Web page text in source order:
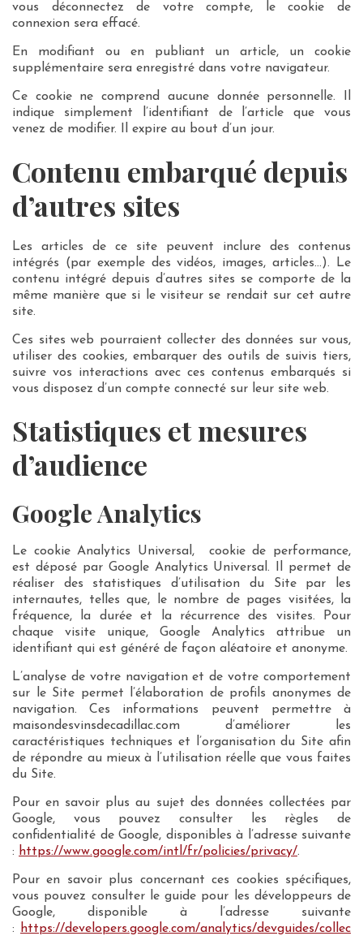
vous déconnectez de votre compte, le cookie de
connexion sera effacé.
En modifiant ou en publiant un article, un cookie
supplémentaire sera enregistré dans votre navigateur.
Ce cookie ne comprend aucune donnée personnelle. Il
indique simplement l’identifiant de l’article que vous
venez de modifier. Il expire au bout d’un jour.
Contenu embarqué depuis
d’autres sites
Les articles de ce site peuvent inclure des contenus
intégrés (par exemple des vidéos, images, articles…). Le
contenu intégré depuis d’autres sites se comporte de la
même manière que si le visiteur se rendait sur cet autre
site.
Ces sites web pourraient collecter des données sur vous,
utiliser des cookies, embarquer des outils de suivis tiers,
suivre vos interactions avec ces contenus embarqués si
vous disposez d’un compte connecté sur leur site web.
Statistiques et mesures
d’audience
Google Analytics
Le cookie Analytics Universal, cookie de performance,
est déposé par Google Analytics Universal. Il permet de
réaliser des statistiques d’utilisation du Site par les
internautes, telles que, le nombre de pages visitées, la
fréquence, la durée et la récurrence des visites. Pour
chaque visite unique, Google Analytics attribue un
identifiant qui est généré de façon aléatoire et anonyme.
L’analyse de votre navigation et de votre comportement
sur le Site permet l’élaboration de profils anonymes de
navigation. Ces informations peuvent permettre à
maisondesvinsdecadillac.com d’améliorer les
caractéristiques techniques et l’organisation du Site afin
de répondre au mieux à l’utilisation réelle que vous faites
du Site.
Pour en savoir plus au sujet des données collectées par
Google, vous pouvez consulter les règles de
confidentialité de Google, disponibles à l’adresse suivante
: https://www.google.com/intl/fr/policies/privacy/.
Pour en savoir plus concernant ces cookies spécifiques,
vous pouvez consulter le guide pour les développeurs de
Google, disponible à l’adresse suivante
:
https://developers.google.com/analytics/devguides/collec